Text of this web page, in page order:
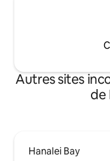
Autres sites
de
Hanalei Bay